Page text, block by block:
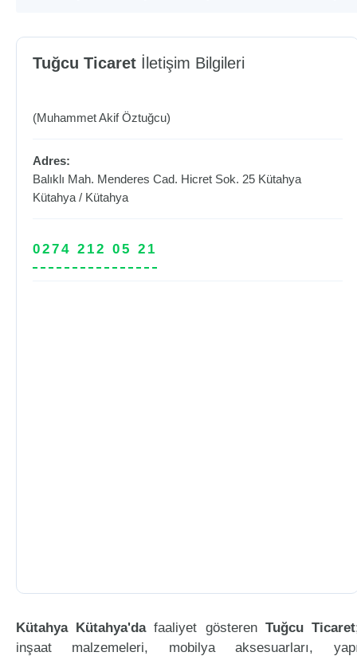
Tuğcu Ticaret İletişim Bilgileri
(Muhammet Akif Öztuğcu)
Adres:
Balıklı Mah. Menderes Cad. Hicret Sok. 25 Kütahya
Kütahya / Kütahya
0274 212 05 21
Kütahya Kütahya'dafaaliyet gösteren Tuğcu Ticaret
inşaat malzemeleri, mobilya aksesuarları,